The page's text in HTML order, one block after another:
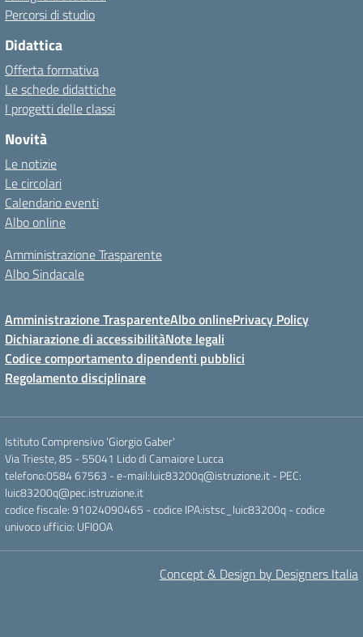
Percorsi di studio
Didattica
Offerta formativa
Le schede didattiche
I progetti delle classi
Novità
Le notizie
Le circolari
Calendario eventi
Albo online
Amministrazione Trasparente
Albo Sindacale
Amministrazione TrasparenteAlbo onlinePrivacy Policy
Dichiarazione di accessibilitàNote legali
Codice comportamento dipendenti pubblici
Regolamento disciplinare
Istituto Comprensivo 'Giorgio Gaber'
Via Trieste, 85 - 55041 Lido di Camaiore Lucca
telefono:0584 67563 - e-mail:luic83200q@istruzione.it - PEC:
luic83200q@pec.istruzione.it
codice fiscale: 91024090465 - codice IPA:istsc_luic83200q - codice
univoco ufficio: UFI0OA
Concept & Design by Designers Italia